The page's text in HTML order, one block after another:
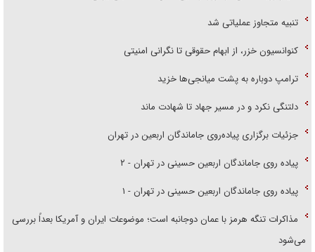
تنبیه متجاوز عملیاتی شد
کنوانسیون خزر، از ابهام حقوقی تا نگرانی امنیتی
ترامپ دوباره به پشت میانجی‌ها خزید
دلتنگی نکرد و در مسیر جهاد تا شهادت ماند
جزئیات برگزاری پیاده‌روی جاماندگان اربعین در تهران
پیاده روی جاماندگان اربعین حسینی در تهران - ۲
پیاده روی جاماندگان اربعین حسینی در تهران - ۱
مذاکرات تنگه هرمز با عمان دوجانبه است؛ موضوعات ایران و آمریکا بعداً بررسی
می‌شود